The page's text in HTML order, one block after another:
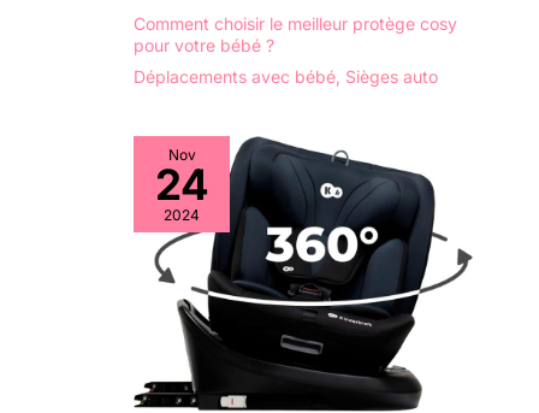
Comment choisir le meilleur protège cosy
pour votre bébé ?
Déplacements avec bébé Sièges auto
Nov
24
2024